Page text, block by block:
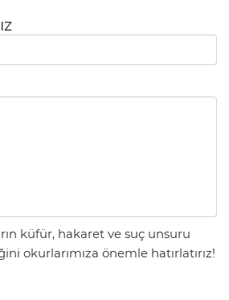
küfür, hakaret ve suç unsuru
okurlarımıza önemle hatırlatırız!